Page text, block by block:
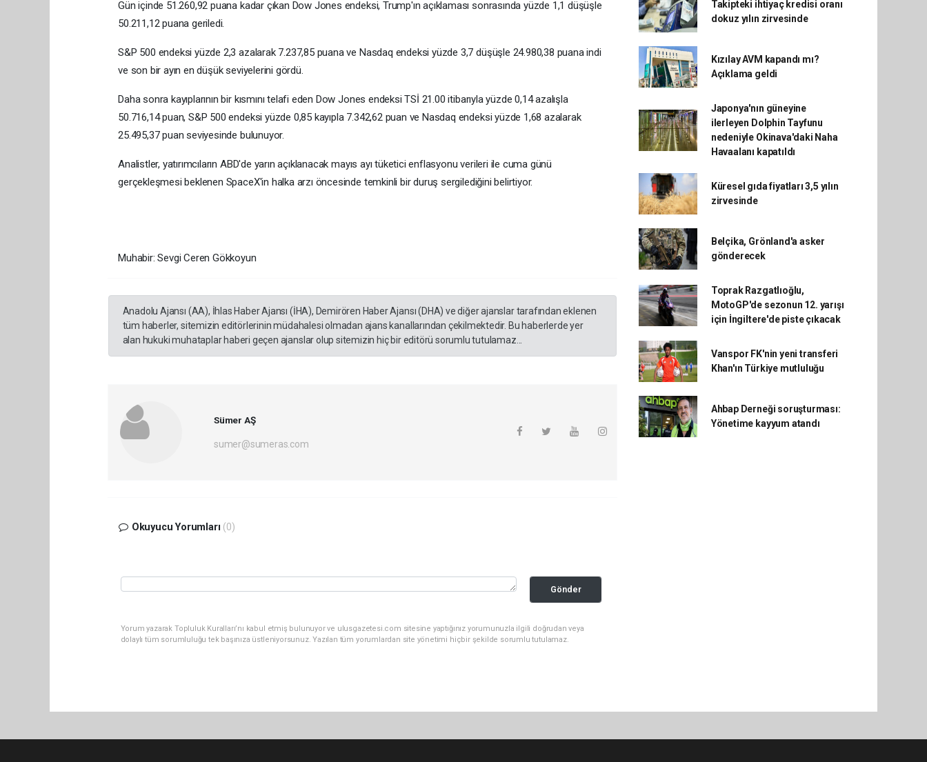
Gün içinde 51.260,92 puana kadar çıkan Dow Jones endeksi, Trump'ın açıklaması sonrasında yüzde 1,1 düşüşle
50.211,12 puana geriledi.
S&P 500 endeksi yüzde 2,3 azalarak 7.237,85 puana ve Nasdaq endeksi yüzde 3,7 düşüşle 24.980,38 puana indi
ve son bir ayın en düşük seviyelerini gördü.
Daha sonra kayıplarının bir kısmını telafi eden Dow Jones endeksi TSİ 21.00 itibarıyla yüzde 0,14 azalışla
50.716,14 puan, S&P 500 endeksi yüzde 0,85 kayıpla 7.342,62 puan ve Nasdaq endeksi yüzde 1,68 azalarak
25.495,37 puan seviyesinde bulunuyor.
Analistler, yatırımcıların ABD'de yarın açıklanacak mayıs ayı tüketici enflasyonu verileri ile cuma günü
gerçekleşmesi beklenen SpaceX'in halka arzı öncesinde temkinli bir duruş sergilediğini belirtiyor.
Muhabir: Sevgi Ceren Gökkoyun
Anadolu Ajansı (AA), İhlas Haber Ajansı (İHA), Demirören Haber Ajansı (DHA) ve diğer ajanslar tarafından eklenen
tüm haberler, sitemizin editörlerinin müdahalesi olmadan ajans kanallarından çekilmektedir. Bu haberlerde yer
alan hukuki muhataplar haberi geçen ajanslar olup sitemizin hiç bir editörü sorumlu tutulamaz...
Sümer AŞ
sumer@sumeras.com
Okuyucu Yorumları (0)
Gönder
Yorum yazarak Topluluk Kuralları’nı kabul etmiş bulunuyor ve ulusgazetesi.com sitesine yaptığınız yorumunuzla ilgili doğrudan veya
dolaylı tüm sorumluluğu tek başınıza üstleniyorsunuz. Yazılan tüm yorumlardan site yönetimi hiçbir şekilde sorumlu tutulamaz.
Takipteki ihtiyaç kredisi oranı
dokuz yılın zirvesinde
Kızılay AVM kapandı mı?
Açıklama geldi
Japonya'nın güneyine
ilerleyen Dolphin Tayfunu
nedeniyle Okinava'daki Naha
Havaalanı kapatıldı
Küresel gıda fiyatları 3,5 yılın
zirvesinde
Belçika, Grönland'a asker
gönderecek
Toprak Razgatlıoğlu,
MotoGP'de sezonun 12. yarışı
için İngiltere'de piste çıkacak
Vanspor FK'nin yeni transferi
Khan'ın Türkiye mutluluğu
Ahbap Derneği soruşturması:
Yönetime kayyum atandı